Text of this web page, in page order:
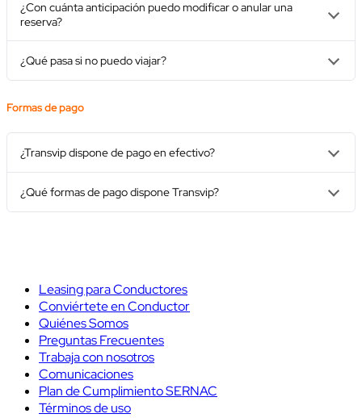
¿Con cuánta anticipación puedo modificar o anular una
reserva?
¿Qué pasa si no puedo viajar?
Formas de pago
¿Transvip dispone de pago en efectivo?
¿Qué formas de pago dispone Transvip?
Leasing para Conductores
Conviértete en Conductor
Quiénes Somos
Preguntas Frecuentes
Trabaja con nosotros
Comunicaciones
Plan de Cumplimiento SERNAC
Términos de uso